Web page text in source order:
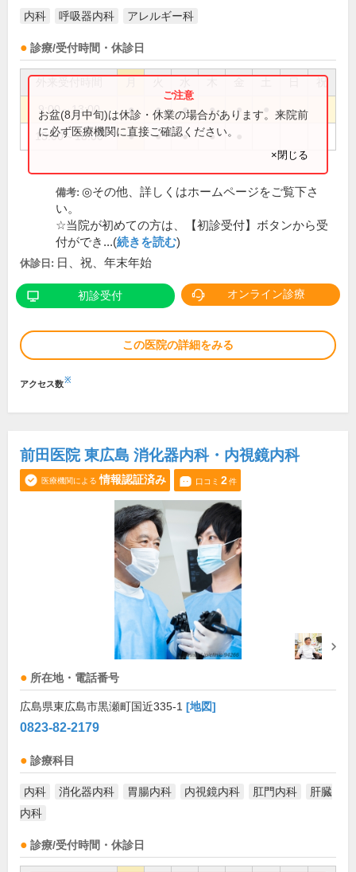
内科 呼吸器内科 アレルギー科
診療/受付時間・休診日
祝
9:00～13:00 ● ● ● ● ●
15:00～18:00 ● ● ● ●
お盆(8月中旬)は休診・休業の場合があります。来院前
に必ず医療機関に直接ご確認ください。
×閉じる
備考: ◎その他、詳しくはホームページをご覧下さ
い。
☆当院が初めての方は、【初診受付】ボタンから受
付ができ...(続きを読む)
休診日: 日、祝、年末年始
初診受付 オンライン診療
この医院の詳細をみる
アクセス数※
前田医院 東広島 消化器内科・内視鏡内科
医療機関による 情報認証済み 口コミ 2件
所在地・電話番号
広島県東広島市黒瀬町国近335-1 [地図]
0823-82-2179
診療科目
内科 消化器内科 胃腸内科 内視鏡内科 肛門内科
肝臓
内科
診療/受付時間・休診日